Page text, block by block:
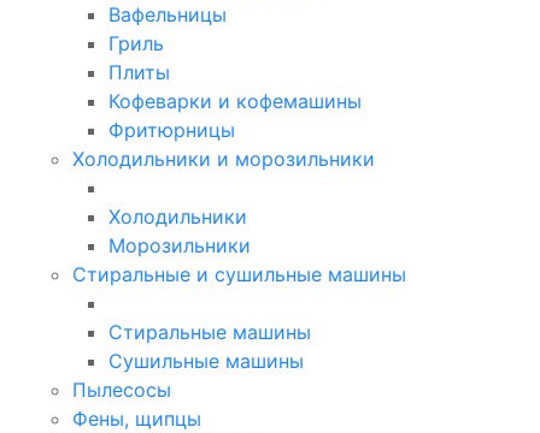
Вафельницы
Гриль
Плиты
Кофеварки и кофемашины
Фритюрницы
Холодильники и морозильники
Холодильники
Морозильники
Стиральные и сушильные машины
Стиральные машины
Сушильные машины
Пылесосы
Фены, щипцы